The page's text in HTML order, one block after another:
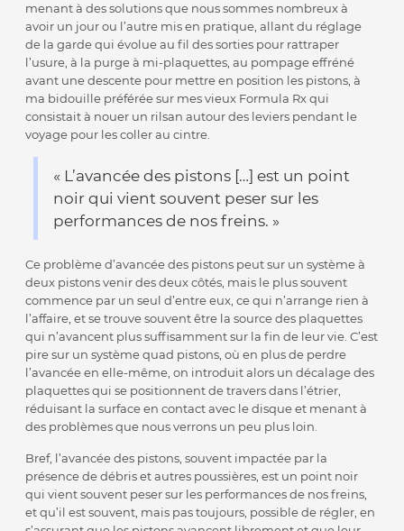
menant à des solutions que nous sommes nombreux à
avoir un jour ou l’autre mis en pratique, allant du réglage
de la garde qui évolue au fil des sorties pour rattraper
l’usure, à la purge à mi-plaquettes, au pompage effréné
avant une descente pour mettre en position les pistons, à
ma bidouille préférée sur mes vieux Formula Rx qui
consistait à nouer un rilsan autour des leviers pendant le
voyage pour les coller au cintre.
« L’avancée des pistons […] est un point
noir qui vient souvent peser sur les
performances de nos freins. »
Ce problème d’avancée des pistons peut sur un système à
deux pistons venir des deux côtés, mais le plus souvent
commence par un seul d’entre eux, ce qui n’arrange rien à
l’affaire, et se trouve souvent être la source des plaquettes
qui n’avancent plus suffisamment sur la fin de leur vie. C’est
pire sur un système quad pistons, où en plus de perdre
l’avancée en elle-même, on introduit alors un décalage des
plaquettes qui se positionnent de travers dans l’étrier,
réduisant la surface en contact avec le disque et menant à
des problèmes que nous verrons un peu plus loin.
Bref, l’avancée des pistons, souvent impactée par la
présence de débris et autres poussières, est un point noir
qui vient souvent peser sur les performances de nos freins,
et qu’il est souvent, mais pas toujours, possible de régler, en